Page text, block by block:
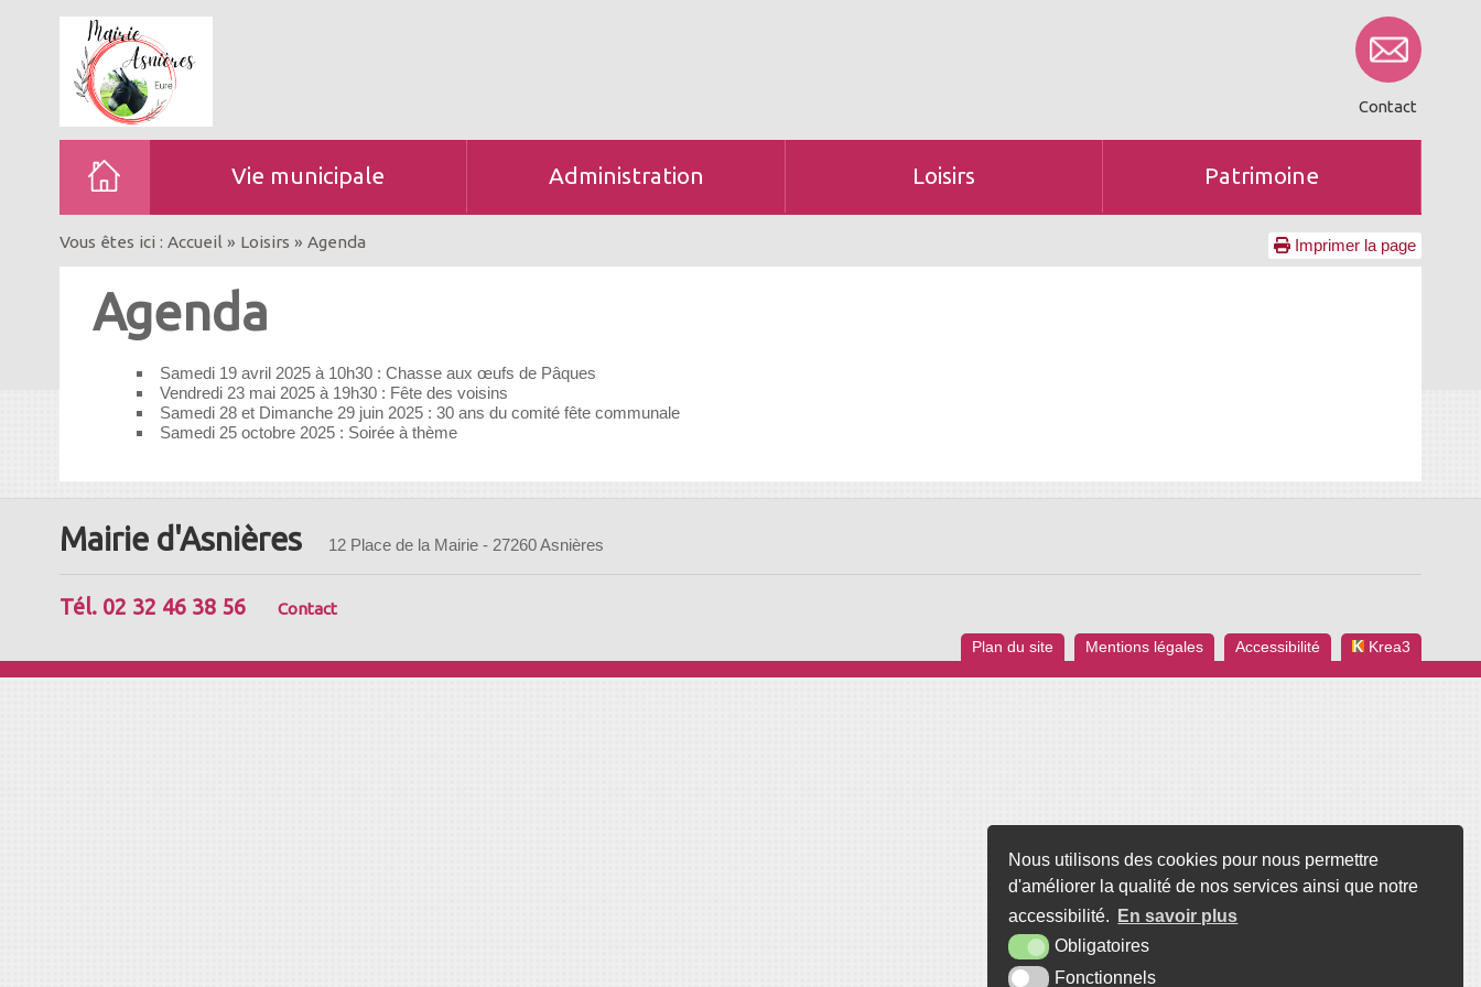
Nous utilisons des cookies pour nous permettre
d'améliorer la qualité de nos services ainsi que notre
accessibilité.
En savoir plus
Obligatoires
Fonctionnels
Contact
Vie municipale Administration Loisirs Patrimoine
Vous êtes ici : Accueil » Loisirs » Agenda Imprimer la page
Agenda
Samedi 19 avril 2025 à 10h30 : Chasse aux œufs de Pâques
Vendredi 23 mai 2025 à 19h30 : Fête des voisins
Samedi 28 et Dimanche 29 juin 2025 : 30 ans du comité fête communale
Samedi 25 octobre 2025 : Soirée à thème
Mairie d'Asnières 12 Place de la Mairie - 27260 Asnières
Tél. 02 32 46 38 56 Contact
Plan du site Mentions légales Accessibilité Krea3